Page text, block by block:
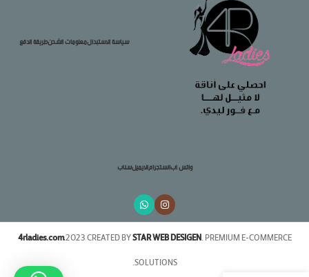
سياسة الاستبدالمعلومات الشحنطريقة الدفع
واتس ابانستجرامالايميلسناب
4rladies.com2023 CREATED BYSTAR WEB DESIGEN. PREMIUM E-COMMERCE
SOLUTIONS.